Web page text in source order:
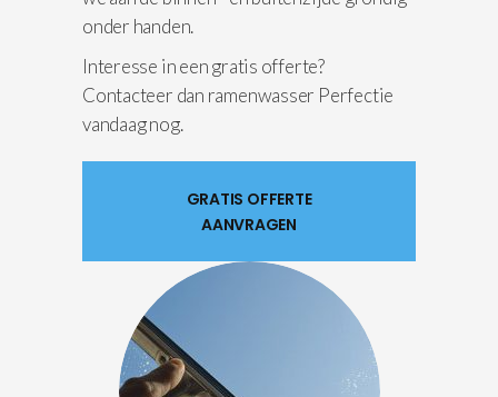
onder handen.
Interesse in een gratis offerte?
Contacteer dan ramenwasser Perfectie
vandaag nog.
GRATIS OFFERTE
AANVRAGEN